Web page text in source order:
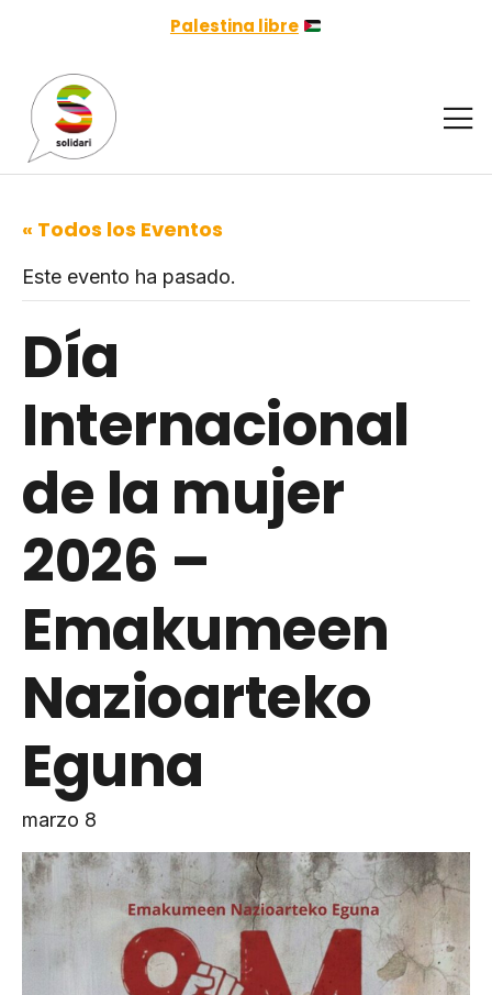
Palestina libre
« Todos los Eventos
Este evento ha pasado.
Día
Internacional
de la mujer
2026 –
Emakumeen
Nazioarteko
Eguna
marzo 8